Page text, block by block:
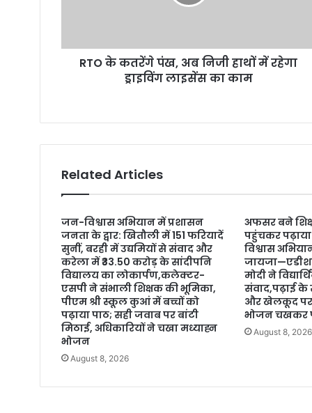
r
RTO के कतरेंगे पंख, अब निजी हाथों में रहेगा
ड्राइविंग लाइसेंस का काम
Related Articles
जन-विश्वास अभियान में प्रशासन
जनता के द्वार: खितौली में 151 फरियादें
सुनीं, बरही में उद्यमियों से संवाद और
करेला में ₹33.50 करोड़ के सांदीपनि
विद्यालय का लोकार्पण,कलेक्टर-
एसपी ने संभाली शिक्षक की भूमिका,
पीएम श्री स्कूल कुआं में बच्चों को
पढ़ाया पाठ; सही जवाब पर बांटी
मिठाई, अधिकारियों ने चखा मध्याह्न
भोजन
August 8, 2026
अफसर बने
पहुंचकर
विश्वास
मोदी ने
संवाद,पढ़ाई के
और खेलकूद पर
भोजन चखकर
August 8, 2026